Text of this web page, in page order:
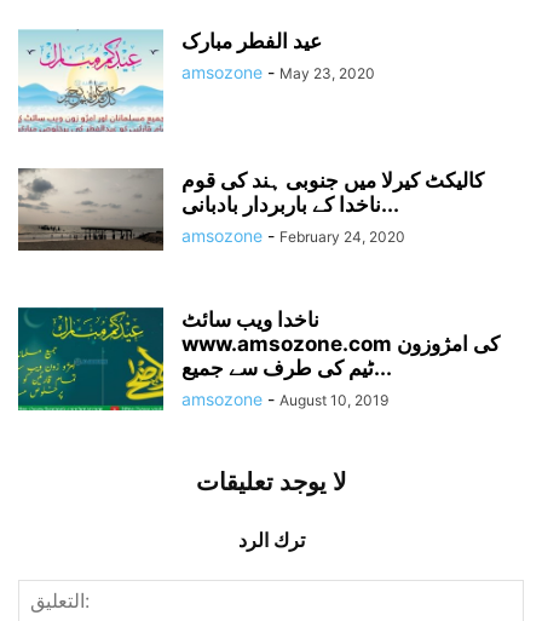
عید الفطر مبارک
amsozone - May 23, 2020
کالیکٹ کیرلا میں جنوبی ہند کی قوم
ناخدا کے باربردار بادبانی...
amsozone - February 24, 2020
ناخدا ویب سائٹ
www.amsozone.com کی امژوزون
ٹیم کی طرف سے جمیع...
amsozone - August 10, 2019
لا يوجد تعليقات
ترك الرد